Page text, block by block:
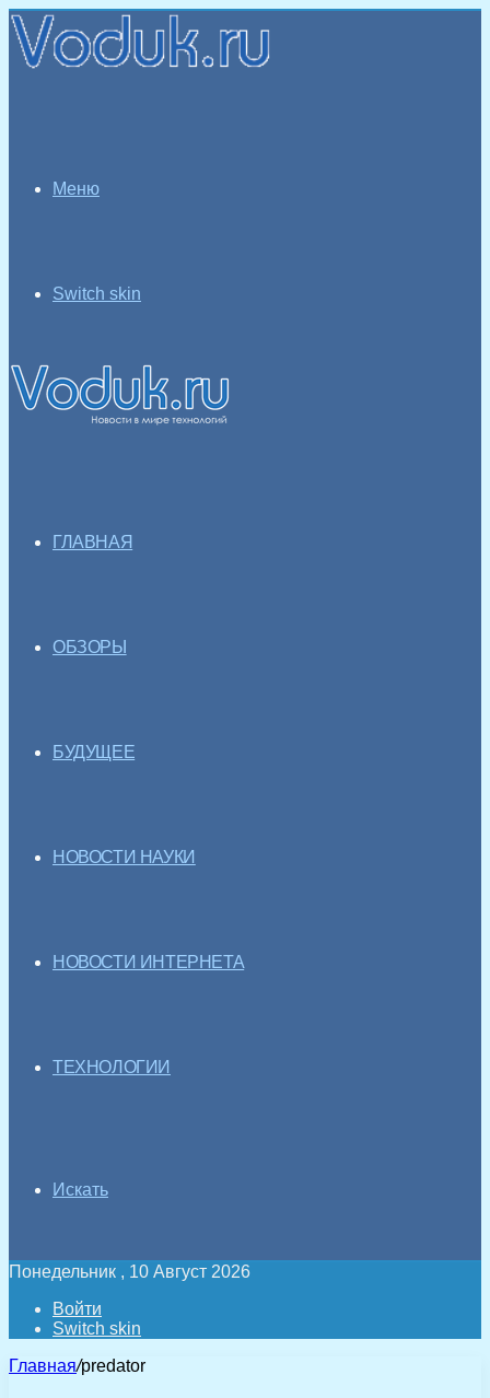
Меню
Switch skin
ГЛАВНАЯ
ОБЗОРЫ
БУДУЩЕЕ
НОВОСТИ НАУКИ
НОВОСТИ ИНТЕРНЕТА
ТЕХНОЛОГИИ
Искать
Понедельник , 10 Август 2026
Войти
Switch skin
Главная/predator